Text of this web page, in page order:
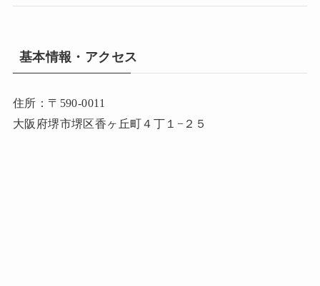
基本情報・アクセス
住所：〒590-0011
大阪府堺市堺区香ヶ丘町４丁１−２５